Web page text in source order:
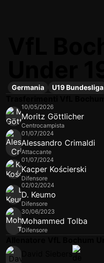
Germania U19 Bundesliga
10/05/2026
Moritz Göttlicher
Centrocampista
01/07/2024
Alessandro Crimaldi
Attaccante
01/07/2024
Kacper Kościerski
Difensore
02/02/2024
D. Keumo
Difensore
30/06/2023
Mohammed Tolba
Difensore